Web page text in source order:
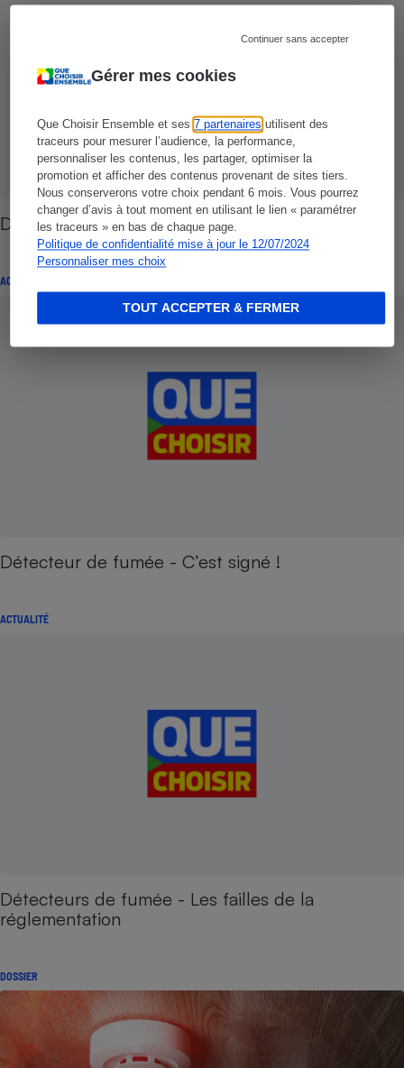
Gérer mes cookies
Que Choisir Ensemble et ses7 partenaires utilisent des
traceurs pour mesurer l’audience, la performance,
personnaliser les contenus, les partager, optimiser la
promotion et afficher des contenus provenant de sites tiers.
Nous conserverons votre choix pendant 6 mois. Vous pourrez
changer d’avis à tout moment en utilisant le lien « paramétrer
les traceurs » en bas de chaque page.
Politique de confidentialité mise à jour le 12/07/2024
Personnaliser mes choix
Continuer sans accepter
TOUT ACCEPTER & FERMER
Détecteurs de fumée - Enfin ça s’arrange
ACTUALITÉ
Détecteur de fumée - C’est signé !
ACTUALITÉ
Détecteurs de fumée - Les failles de la
réglementation
DOSSIER